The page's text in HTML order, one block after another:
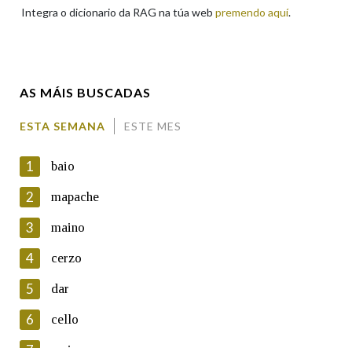
Comentario
En cumprimento da normativa vixente en materia de
Protección de Datos de Carácter Persoal, a Real Academia
Galega informa a aqueles usuarios que faciliten o seu correo
electrónico, así como calquera outra información de carácter
Integra o dicionario da RAG na túa web premendo aquí.
AS MÁIS BUSCADAS
ESTA SEMANA ESTE MES
1 baio
2 mapache
3 maino
4 cerzo
5 dar
6 cello